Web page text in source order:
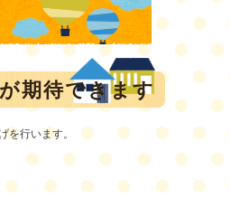
期待できます
を行います。